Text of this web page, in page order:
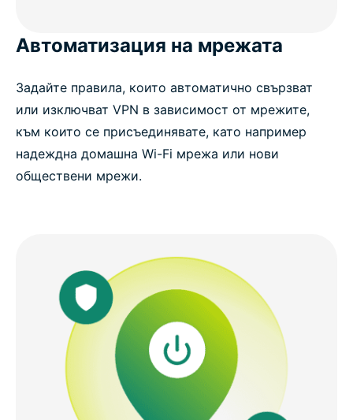
Автоматизация на мрежата
Задайте правила, които автоматично свързват
или изключват VPN в зависимост от мрежите,
към които се присъединявате, като например
надеждна домашна Wi-Fi мрежа или нови
обществени мрежи.